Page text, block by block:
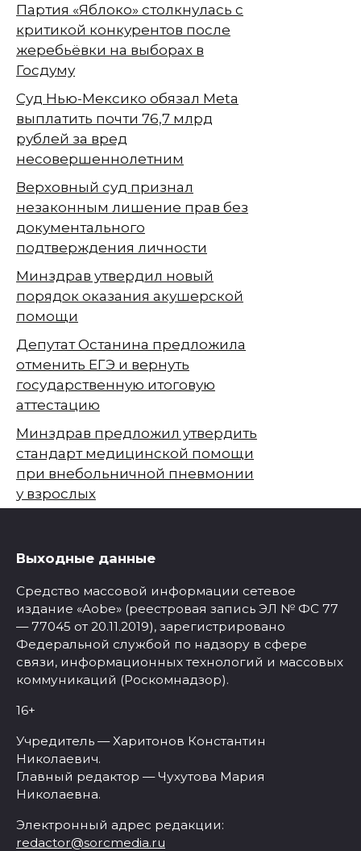
Партия «Яблоко» столкнулась с
критикой конкурентов после
жеребьёвки на выборах в
Госдуму
Суд Нью-Мексико обязал Meta
выплатить почти 76,7 млрд
рублей за вред
несовершеннолетним
Верховный суд признал
незаконным лишение прав без
документального
подтверждения личности
Минздрав утвердил новый
порядок оказания акушерской
помощи
Депутат Останина предложила
отменить ЕГЭ и вернуть
государственную итоговую
аттестацию
Минздрав предложил утвердить
стандарт медицинской помощи
при внебольничной пневмонии
у взрослых
Выходные данные
Средство массовой информации сетевое
издание «Aobe» (реестровая запись ЭЛ № ФС 77
— 77045 от 20.11.2019), зарегистрировано
Федеральной службой по надзору в сфере
связи, информационных технологий и массовых
коммуникаций (Роскомнадзор).
16+
Учредитель — Харитонов Константин
Николаевич.
Главный редактор — Чухутова Мария
Николаевна.
Электронный адрес редакции:
redactor@sorcmedia.ru